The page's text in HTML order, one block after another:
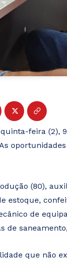
feira (2),
(80),
estoque,
de
de
que não